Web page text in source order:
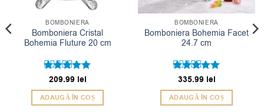
BOMBONIERA
Bomboniera Cristal
Bohemia Fluture 20 cm
Evaluat la
5din 5
209.99 lei
ADAUGĂ ÎN COȘ
BOMBONIERA
Bomboniera Bohemia Facet
24.7 cm
Evaluat la
5din 5
335.99 lei
ADAUGĂ ÎN COȘ